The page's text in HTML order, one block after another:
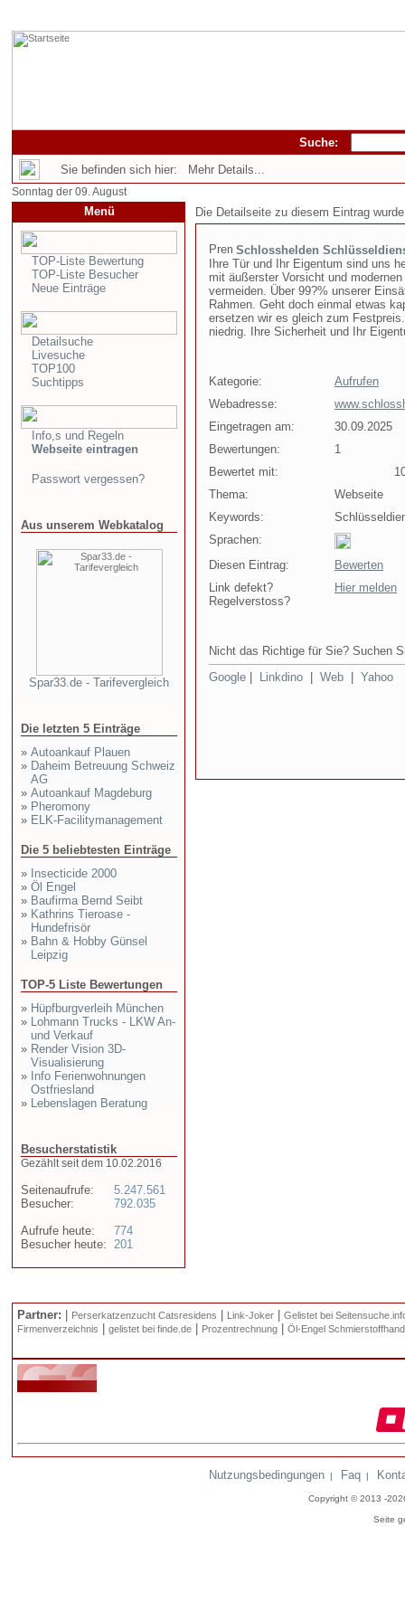
Suche:
Sie befinden sich hier: Mehr Details...
Sonntag der 09. August
Menü
TOP-Liste Bewertung
TOP-Liste Besucher
Neue Einträge
Detailsuche
Livesuche
TOP100
Suchtipps
Info,s und Regeln
Webseite eintragen
Passwort vergessen?
Aus unserem Webkatalog
Spar33.de - Tarifevergleich
Die letzten 5 Einträge
» Autoankauf Plauen
» Daheim Betreuung Schweiz
AG
» Autoankauf Magdeburg
» Pheromony
» ELK-Facilitymanagement
Die 5 beliebtesten Einträge
» Insecticide 2000
» Öl Engel
» Baufirma Bernd Seibt
» Kathrins Tieroase -
Hundefrisör
» Bahn & Hobby Günsel
Leipzig
TOP-5 Liste Bewertungen
» Hüpfburgverleih München
» Lohmann Trucks - LKW An-
und Verkauf
» Render Vision 3D-
Visualisierung
» Info Ferienwohnungen
Ostfriesland
» Lebenslagen Beratung
Besucherstatistik
Gezählt seit dem 10.02.2016
Seitenaufrufe:
Besucher:
Aufrufe heute:
Besucher heute:
5.247.561
792.035
774
201
Die Detailseite zu diesem Eintrag
Schlosshelden
Ihre Tür und Ihr Eigentum sind uns
mit äußerster Vorsicht und
vermeiden. Über 99?% unserer
Rahmen. Geht doch einmal etwas
ersetzen wir es gleich zum
niedrig. Ihre Sicherheit und Ihr
Kategorie:
Aufrufen
Webadresse:
Eingetragen am:
30.09.2025
Bewertungen:
1
Bewertet mit:
Thema:
Webseite
Keywords:
Sprachen:
Diesen Eintrag:
Bewerten
Link defekt?
Regelverstoss?
Hier melden
Nicht das Richtige für Sie? Suchen
Google
Linkdino Web Yahoo
Partner: Perserkatzenzucht Catsresidens Link-Joker
Gelistet bei
Firmenverzeichnis
gelistet bei finde.de Prozentrechnung Öl-Engel
Nutzungsbedingungen | Faq |
Copyright © 2013 -
Seite